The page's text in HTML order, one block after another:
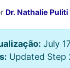
Dr. Nathalie
July
Updated